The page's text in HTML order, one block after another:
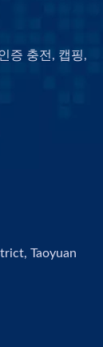
증 충전, 캡핑,
Taoyuan